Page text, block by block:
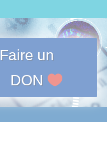
Faire un
DON